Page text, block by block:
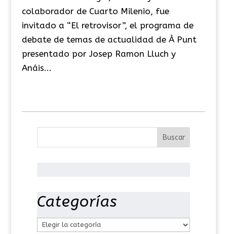
colaborador de Cuarto Milenio, fue
invitado a “El retrovisor”, el programa de
debate de temas de actualidad de À Punt
presentado por Josep Ramon Lluch y
Anáis...
Categorías